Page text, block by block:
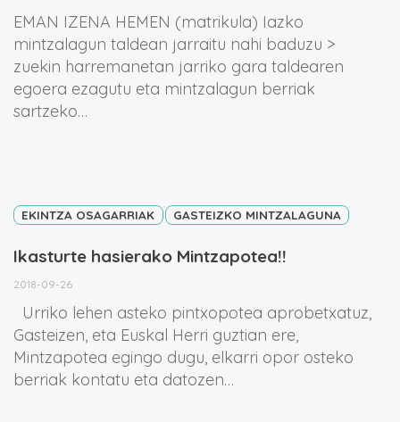
EMAN IZENA HEMEN (matrikula) Iazko
mintzalagun taldean jarraitu nahi baduzu >
zuekin harremanetan jarriko gara taldearen
egoera ezagutu eta mintzalagun berriak
sartzeko…
EKINTZA OSAGARRIAK GASTEIZKO MINTZALAGUNA
Ikasturte hasierako Mintzapotea!!
2018-09-26
Urriko lehen asteko pintxopotea aprobetxatuz,
Gasteizen, eta Euskal Herri guztian ere,
Mintzapotea egingo dugu, elkarri opor osteko
berriak kontatu eta datozen…